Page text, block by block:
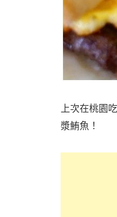
上次在桃園
漿鮪魚！